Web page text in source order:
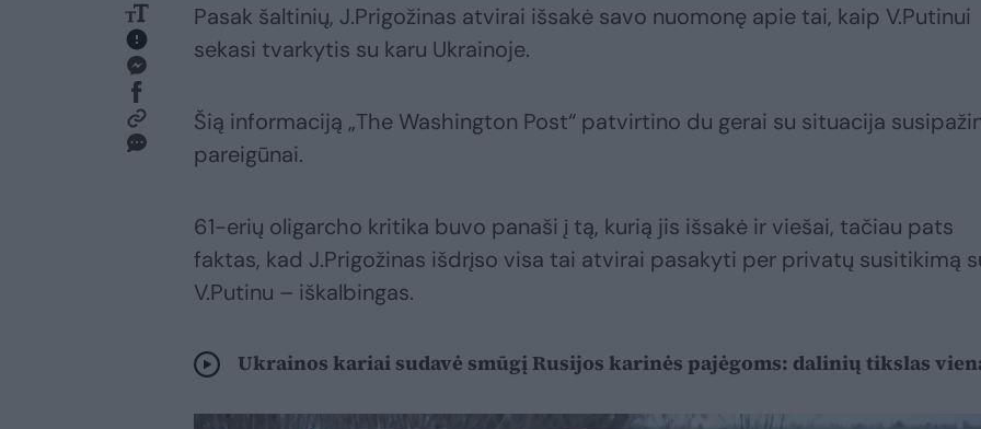
Pasak šaltinių, J.Prigožinas atvirai išsakė savo nuomonę apie tai, kaip V.Putinui
sekasi tvarkytis su karu Ukrainoje.
Šią informaciją „The Washington Post“ patvirtino du gerai su situacija
pareigūnai.
61-erių oligarcho kritika buvo panaši į tą, kurią jis išsakė ir viešai, tačiau pats
faktas, kad J.Prigožinas išdrįso visa tai atvirai pasakyti per privatų susitikimą
V.Putinu – iškalbingas.
Ukrainos kariai sudavė smūgį Rusijos karinės pajėgoms: dalinių tikslas